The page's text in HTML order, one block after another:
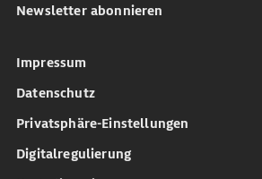
Newsletter abonnieren
Impressum
Datenschutz
Privatsphäre-Einstellungen
Digitalregulierung